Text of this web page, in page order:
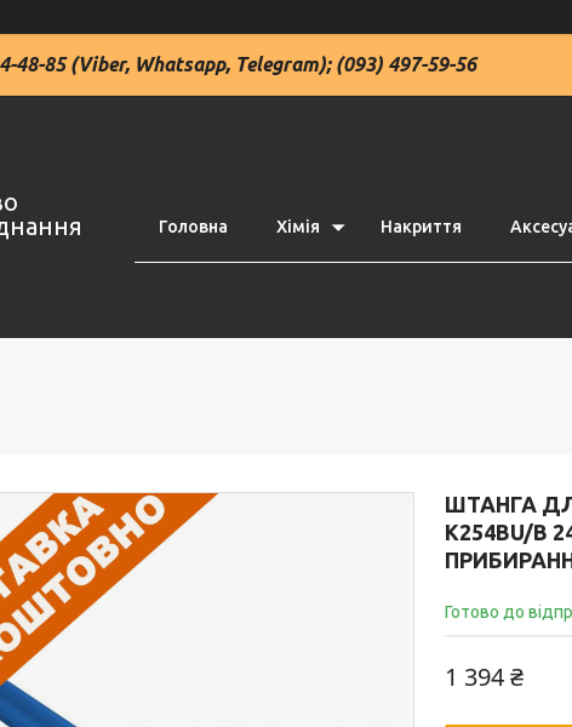
48-85 (Viber, Whatsapp, Telegram); (093) 497-59-56
Головна Хімія Накриття
ШТАНГА
K254BU/B
Готово до
1 394 ₴